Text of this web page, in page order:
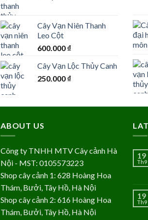
Cây Vạn Niên Thanh
Leo Cột
600.000 ₫
Cây Vạn Lộc Thủy Canh
250.000 ₫
ABOUT US
Công ty TNHH MTV Cây cảnh Hà
Nội - MST: 0105573223
Shop cây cảnh 1: 628 Hoàng Hoa
Thám, Bưởi, Tây Hồ, Hà Nội
Shop cây cảnh 2: 616 Hoàng Hoa
Thám, Bưởi, Tây Hồ, Hà Nội
19
Th9
19
Th9